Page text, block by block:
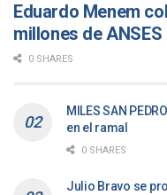
Eduardo Menem
millones de ANSES
0 SHARES
MILES SAN
en el ramal
0 SHARES
Julio Bravo se